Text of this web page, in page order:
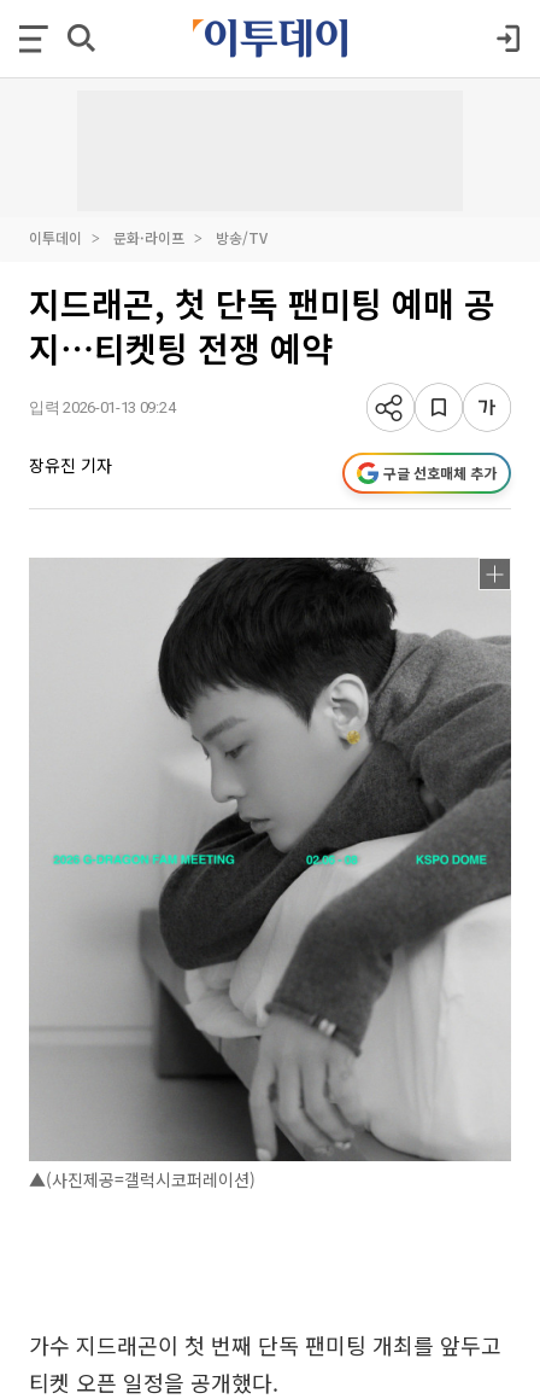
이투데이 문화·라이프 방송/TV
지드래곤, 첫 단독 팬미팅 예매 공
지⋯티켓팅 전쟁 예약
입력 2026-01-13 09:24
장유진 기자 구글 선호매체 추가
▲(사진제공=갤럭시코퍼레이션)
가수 지드래곤이 첫 번째 단독 팬미팅 개최를 앞두고
티켓 오픈 일정을 공개했다.